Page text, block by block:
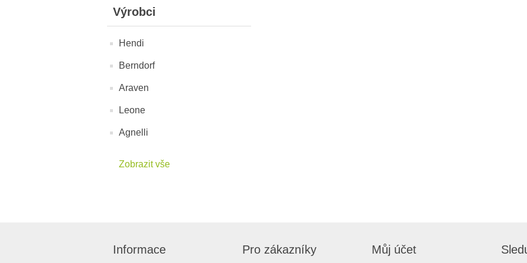
Výrobci
Hendi
Berndorf
Araven
Leone
Agnelli
Zobrazit vše
Informace Pro zákazníky Můj účet